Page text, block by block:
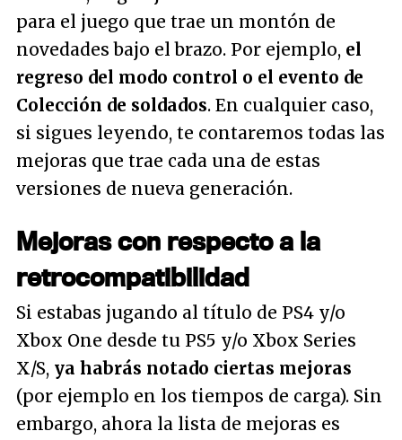
para el juego que trae un montón de
novedades bajo el brazo. Por ejemplo, el
regreso del modo control o el evento de
Colección de soldados. En cualquier caso,
si sigues leyendo, te contaremos todas las
mejoras que trae cada una de estas
versiones de nueva generación.
Mejoras con respecto a la
retrocompatibilidad
Si estabas jugando al título de PS4 y/o
Xbox One desde tu PS5 y/o Xbox Series
X/S, ya habrás notado ciertas mejoras
(por ejemplo en los tiempos de carga). Sin
embargo, ahora la lista de mejoras es